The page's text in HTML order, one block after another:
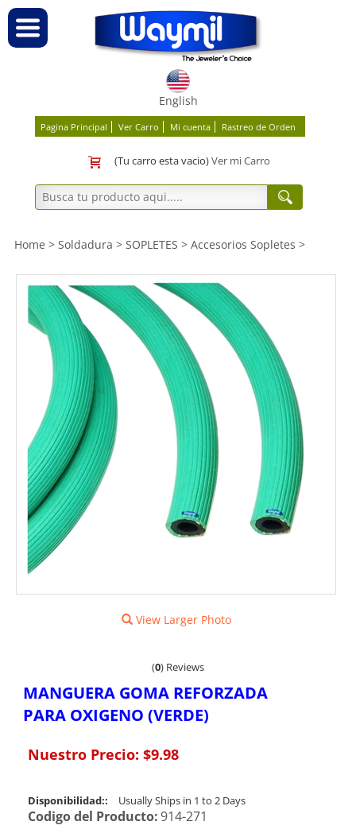
English
Pagina Principal Ver Carro Mi cuenta Rastreo de Orden
(Tu carro esta vacio)Ver mi Carro
Home >Soldadura >SOPLETES >Accesorios Sopletes >
View Larger Photo
(0) Reviews
MANGUERA GOMA REFORZADA
PARA OXIGENO (VERDE)
Nuestro Precio: $9.98
Disponibilidad:: Usually Ships in 1 to 2 Days
Codigo del Producto: 914-271